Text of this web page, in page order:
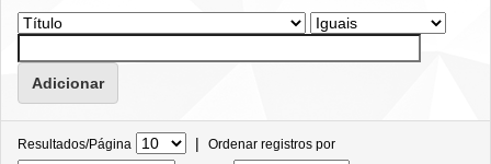
Resultados/Página | Ordenar registros por